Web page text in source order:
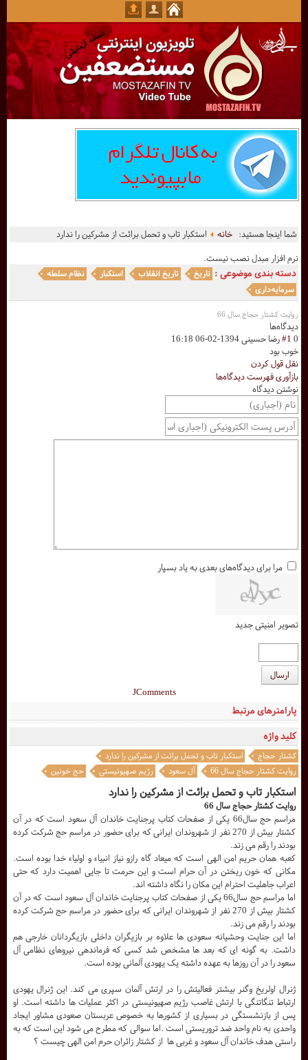
شما اینجا هستید:خانه
استکبار تاب و تحمل برائت از مشرکین را ندارد
نرم افزار مبدل نصب نیست.
دسته بندی موضوعی : تاریخ تاریخ انقلاب استکبار
نظام سلطه
سرمایه‌داری
روایت کشتار حجاج سال 66
استکبار تاب و تحمل برائت از مشرکین را ندارد
روایت کشتار حجاج سال 66
مراسم حج سال66 یکی از صفحات کتاب پرجنایت خاندان آل سعود است که در آن
کشتار بیش از 270 نفر از شهروندان ایرانی که برای حضور در مراسم حج شرکت کرده
بودند را رقم می زند.
کعبه همان حریم امن الهی است که میعاد گاه رازو نیاز انبیاء و اولیاء خدا بوده است.
مکانی که خون ریختن در آن حرام است و این حرمت تا جایی اهمیت دارد که حتی
اعراب جاهلیت احترام این مکان را نگاه داشته اند.
اما مراسم حج سال66 یکی از صفحات کتاب پرجنایت خاندان آل سعود است که در آن
کشتار بیش از 270 نفر از شهروندان ایرانی که برای حضور در مراسم حج شرکت کرده
بودند را رقم می زند.
اما این جنایت وحشیانه سعودی ها علاوه بر بازیگران داخلی بازیگردانان خارجی هم
داشت. به گونه ای که بعد ها مشخص شد کسی که فرماندهی نیروهای نظامی آل
سعود را در آن روزها به عهده داشته یک یهودی آلمانی بوده است.
ژنرال اولریخ وگنر بیشتر فعالیتش را در ارتش آلمان سپری می کند. این ژنرال یهودی
ارتباط تنگاتنگی با ارتش غاصب رژیم صهیونیستی در اکثر عملیات ها داشته است. او
پس از بازنشستگی در بسیاری از کشورها به خصوص عربستان صعودی مشاور ایجاد
واحدی به نام واحد ضد تروریستی است .اما سوالی که مطرح می شود این است که به
راستی هدف خاندان آل سعود و غربی ها از کشتار زائران حرم امن الهی چیست ؟
کلید واژه
کشتار حجاج
استکبار تاب و تحمل برائت از مشرکین را ندارد
روایت کشتار حجاج سال 66
آل سعود رژیم صهیونیستی حج خونین
پارامترهای مرتبط
دیدگاه‌ها
0
#1رضا حسینی1394-02-06 16:18
خوب بود
نقل قول کردن
بازآوری فهرست دیدگاه‌ها
نوشتن دیدگاه
مرا برای دیدگاه‌های بعدی به یاد بسپار
تصویر امنیتی جدید
ارسال
JComments